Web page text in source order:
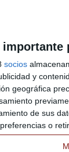
socios
y
geográfica
de sus
o